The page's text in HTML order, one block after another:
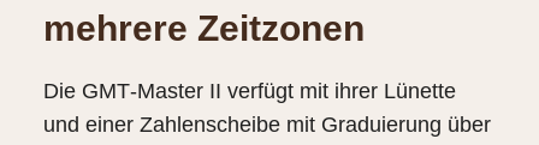
mehrere Zeitzonen
Die GMT‑Master II verfügt mit ihrer Lünette
und einer Zahlenscheibe mit Graduierung über